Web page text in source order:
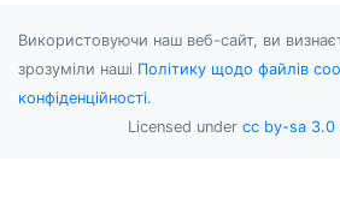
Використовуючи наш веб-сайт, ви
зрозуміли наші Політику щодо файлів
конфіденційності.
Licensed under cc by-sa 3.0